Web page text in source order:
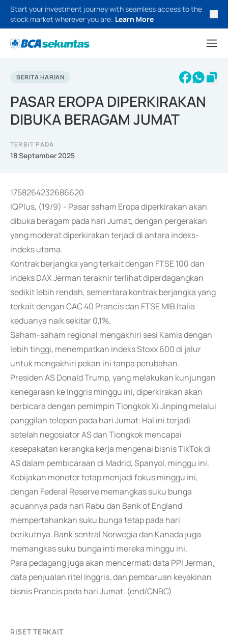
Start your investment journey with seamless access to the
stock market wherever you are. Learn More
BERITA HARIAN
PASAR EROPA DIPERKIRAKAN
DIBUKA BERAGAM JUMAT
TERBIT PADA
18 September 2025
1758264232686620
IQPlus, (19/9) - Pasar saham Eropa diperkirakan akan
dibuka beragam pada hari Jumat, dengan pergerakan
yang moderat diperkirakan terjadi di antara indeks-
indeks utama.
Kontrak berjangka yang terkait dengan FTSE 100 dan
indeks DAX Jerman terakhir terlihat diperdagangkan
sedikit lebih rendah, sementara kontrak berjangka yang
terkait dengan CAC 40 Prancis dan FTSE MIB Italia
keduanya naik sekitar 0,1%.
Saham-saham regional mengakhiri sesi Kamis dengan
lebih tinggi, menempatkan indeks Stoxx 600 di jalur
untuk mengakhiri pekan ini tanpa perubahan.
Presiden AS Donald Trump, yang melakukan kunjungan
kenegaraan ke Inggris minggu ini, diperkirakan akan
berbicara dengan pemimpin Tiongkok Xi Jinping melalui
panggilan telepon pada hari Jumat. Hal ini terjadi
setelah negosiator AS dan Tiongkok mencapai
kesepakatan kerangka kerja mengenai bisnis TikTok di
AS dalam pembicaraan di Madrid, Spanyol, minggu ini.
Kebijakan moneter tetap menjadi fokus minggu ini,
dengan Federal Reserve memangkas suku bunga
acuannya pada hari Rabu dan Bank of England
mempertahankan suku bunga tetap pada hari
berikutnya. Bank sentral Norwegia dan Kanada juga
memangkas suku bunga inti mereka minggu ini.
Para pedagang juga akan mencermati data PPI Jerman,
data penjualan ritel Inggris, dan pembaruan keyakinan
bisnis Prancis pada hari Jumat. (end/CNBC)
RISET TERKAIT